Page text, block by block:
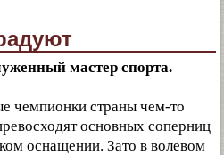
мастер спорта.
чемпионки страны чем-то
основных соперниц
оснащении. Зато в волевом